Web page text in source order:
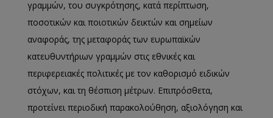
γραμμών, του συγκρότησης, κατά περίπτωση,
ποσοτικών και ποιοτικών δεικτών και σημείων
αναφοράς, της μεταφοράς των ευρωπαϊκών
κατευθυντήριων γραμμών στις εθνικές και
περιφερειακές πολιτικές με τον καθορισμό ειδικών
στόχων, και τη θέσπιση μέτρων. Επιπρόσθετα,
προτείνει περιοδική παρακολούθηση, αξιολόγηση και